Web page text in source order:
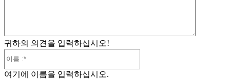
귀하의 의견을 입력하십시오!
여기에 이름을 입력하십시오.